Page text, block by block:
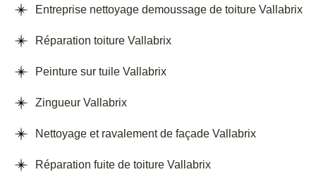
Entreprise nettoyage demoussage de toiture Vallabrix
Réparation toiture Vallabrix
Peinture sur tuile Vallabrix
Zingueur Vallabrix
Nettoyage et ravalement de façade Vallabrix
Réparation fuite de toiture Vallabrix